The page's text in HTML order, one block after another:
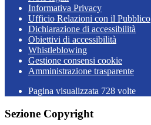
Informativa Privacy
Ufficio Relazioni con il Pubblico
Dichiarazione di accessibilità
Obiettivi di accessibilità
Whistleblowing
Gestione consensi cookie
Amministrazione trasparente
Pagina visualizzata 728 volte
Sezione Copyright